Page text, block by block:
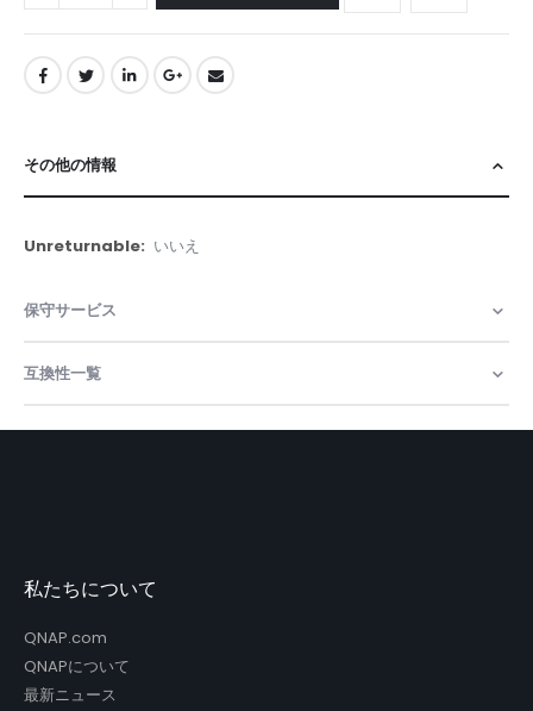
その他の情報
そ
の
情
報
いいえ
保守サービス
互換性一覧
私たちについて
QNAP.com
QNAPについて
最新ニュース